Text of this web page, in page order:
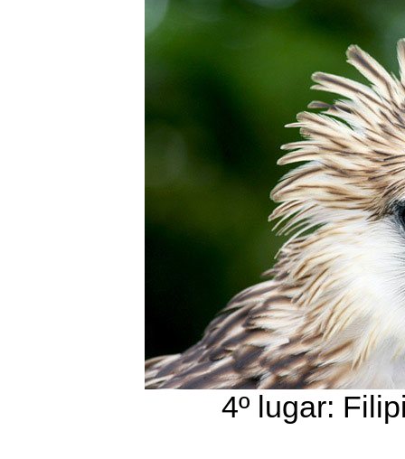
4º lugar: